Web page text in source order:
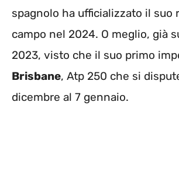
spagnolo ha ufficializzato il suo
campo nel 2024. O meglio, già
2023, visto che il suo primo
Brisbane, Atp 250 che si
dicembre al 7 gennaio.